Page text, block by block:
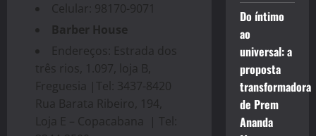
Celular: 98170-9071
Barber House
Endereços: Estrada dos
três rios, 1.097, loja B,
Freguesia |Tel: 3437-8420
Rua Barata Ribeiro, 194,
Loja E – Copacabana | Tel:
Do íntimo
ao
universal: a
proposta
transformadora
de Prem
Ananda